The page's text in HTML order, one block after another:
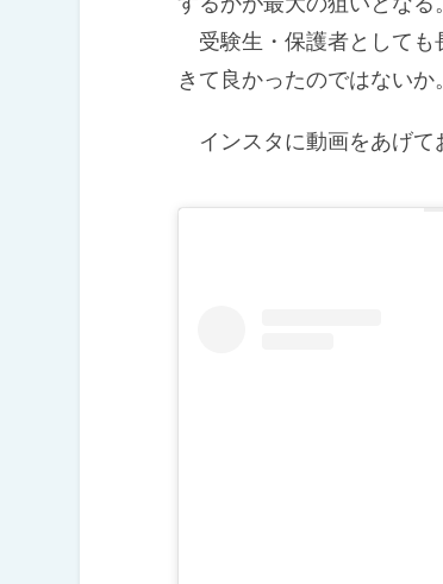
受験生・保護者としても
きて良かったのではないか。
インスタに動画をあげ